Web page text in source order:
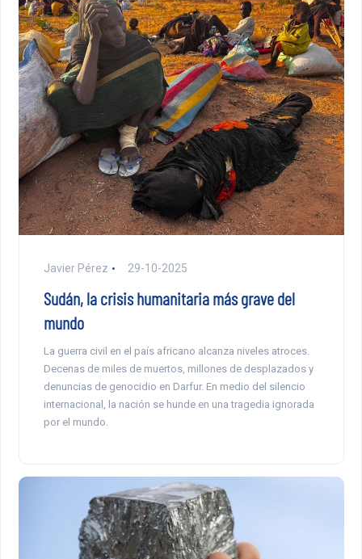
Javier Pérez 29-10-2025
Sudán, la crisis humanitaria más grave del
mundo
La guerra civil en el país africano alcanza niveles atroces.
Decenas de miles de muertos, millones de desplazados y
denuncias de genocidio en Darfur. En medio del silencio
internacional, la nación se hunde en una tragedia ignorada
por el mundo.